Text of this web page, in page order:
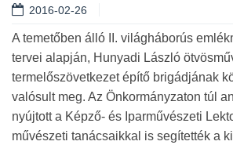
2016-02-26
A temetőben álló II. világháborús
tervei alapján, Hunyadi László
termelőszövetkezet építő brigádjának
valósult meg. Az Önkormányzaton túl
nyújtott a Képző- és Iparművészeti
művészeti tanácsaikkal is segítették a